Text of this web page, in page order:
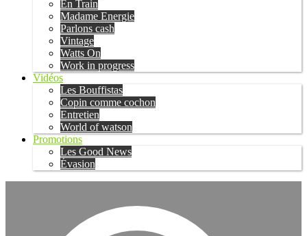
En Train
Madame Energie
Parlons cash
Vintage
Watts On
Work in progress
Vidéos
Les Bouffistas
Copin comme cochon
Entretien
World of watson
Promotions
Les Good News
Évasion